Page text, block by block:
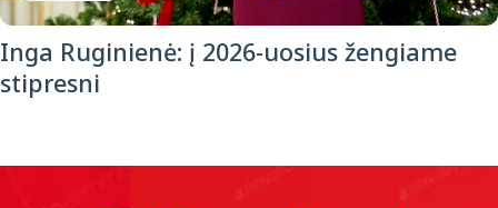
Inga Ruginienė: į 2026-uosius žengiame
stipresni